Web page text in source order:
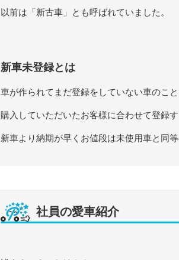
以前は「新古車」とも呼ばれていました。
新車未登録とは
車が作られてまだ登録をしていない車のこと
購入していただいたお客様に合わせて登録
新車より納期が早くお値段は未使用車と同等
社員の愛車紹介